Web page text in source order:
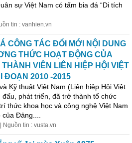
sự Việt Nam có tấm bia đá “Di tích
tin : vanhien.vn
CÔNG TÁC ĐỔI MỚI NỘI DUNG
THỨC HOẠT ĐỘNG CỦA
VIÊN LIÊN HIỆP HỘI VIỆT
ĐOẠN 2010 -2015
Kỹ thuật Việt Nam (Liên hiệp Hội Việt
phát triển, đã trở thành tổ chức
thức khoa học và công nghệ Việt Nam
Đảng....
Nguồn tin : vusta.vn